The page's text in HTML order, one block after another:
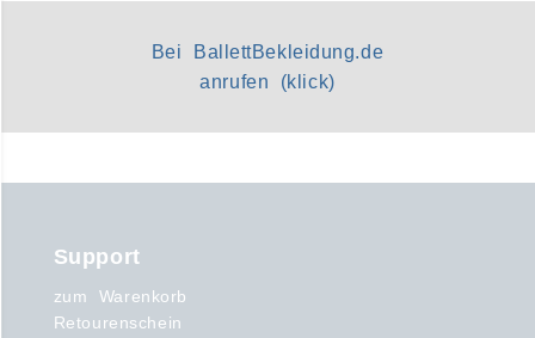
Bei BallettBekleidung.de
anrufen (klick)
Support
zum Warenkorb
Retourenschein